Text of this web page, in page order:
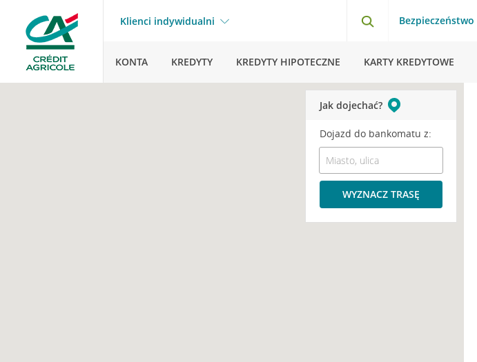
Klienci indywidualni Bezpieczeństwo
KONTA KREDYTY KREDYTY HIPOTECZNE KARTY KREDYTOWE
Jak dojechać?
Dojazd do bankomatu z:
WYZNACZ TRASĘ